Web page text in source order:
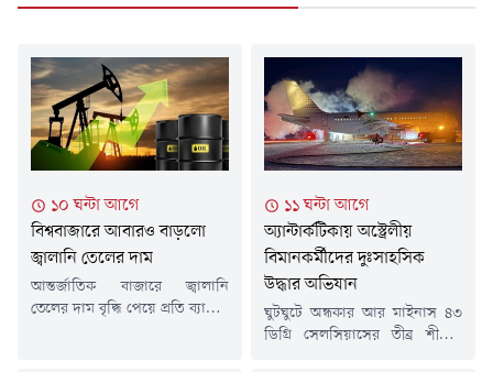
১০ ঘন্টা আগে
বিশ্ববাজারে আবারও বাড়লো
জ্বালানি তেলের দাম
আন্তর্জাতিক বাজারে জ্বালানি
তেলের দাম বৃদ্ধি পেয়ে প্রতি ব্যারেল
১১ ঘন্টা আগে
অ্যান্টার্কটিকায় অস্ট্রেলীয়
বিমানকর্মীদের দুঃসাহসিক
উদ্ধার অভিযান
ঘুটঘুটে অন্ধকার আর মাইনাস ৪৩
ডিগ্রি সেলসিয়াসের তীব্র শীতের